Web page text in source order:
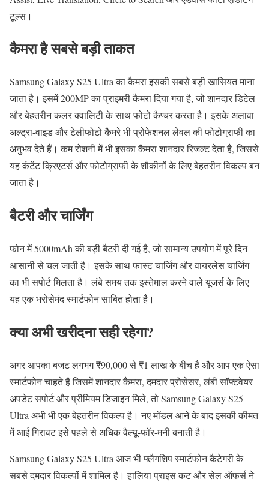
टूल्स।
कैमरा है सबसे बड़ी ताकत
Samsung Galaxy S25 Ultra का कैमरा इसकी सबसे बड़ी खासियत माना
जाता है। इसमें 200MP का प्राइमरी कैमरा दिया गया है, जो शानदार डिटेल
और बेहतरीन कलर क्वालिटी के साथ फोटो कैप्चर करता है। इसके अलावा
अल्ट्रा-वाइड और टेलीफोटो कैमरे भी प्रोफेशनल लेवल की फोटोग्राफी का
अनुभव देते हैं। कम रोशनी में भी इसका कैमरा शानदार रिजल्ट देता है, जिससे
यह कंटेंट क्रिएटर्स और फोटोग्राफी के शौकीनों के लिए बेहतरीन विकल्प बन
जाता है।
बैटरी और चार्जिंग
फोन में 5000mAh की बड़ी बैटरी दी गई है, जो सामान्य उपयोग में पूरे दिन
आसानी से चल जाती है। इसके साथ फास्ट चार्जिंग और वायरलेस चार्जिंग
का भी सपोर्ट मिलता है। लंबे समय तक इस्तेमाल करने वाले यूजर्स के लिए
यह एक भरोसेमंद स्मार्टफोन साबित होता है।
क्या अभी खरीदना सही रहेगा?
अगर आपका बजट लगभग ₹90,000 से ₹1 लाख के बीच है और आप एक ऐसा
स्मार्टफोन चाहते हैं जिसमें शानदार कैमरा, दमदार प्रोसेसर, लंबी सॉफ्टवेयर
अपडेट सपोर्ट और प्रीमियम डिजाइन मिले, तो Samsung Galaxy S25
Ultra अभी भी एक बेहतरीन विकल्प है। नए मॉडल आने के बाद इसकी कीमत
में आई गिरावट इसे पहले से अधिक वैल्यू-फॉर-मनी बनाती है।
Samsung Galaxy S25 Ultra आज भी फ्लैगशिप स्मार्टफोन कैटेगरी के
सबसे दमदार विकल्पों में शामिल है। हालिया प्राइस कट और सेल ऑफर्स ने